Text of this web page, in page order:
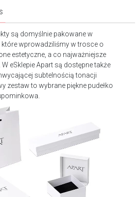
są domyślnie pakowane w
wprowadziliśmy w trosce o
estetyczne, a co najważniejsze
eSklepie Apart są dostępne także
subtelnością tonacji
zestaw to wybrane piękne pudełko